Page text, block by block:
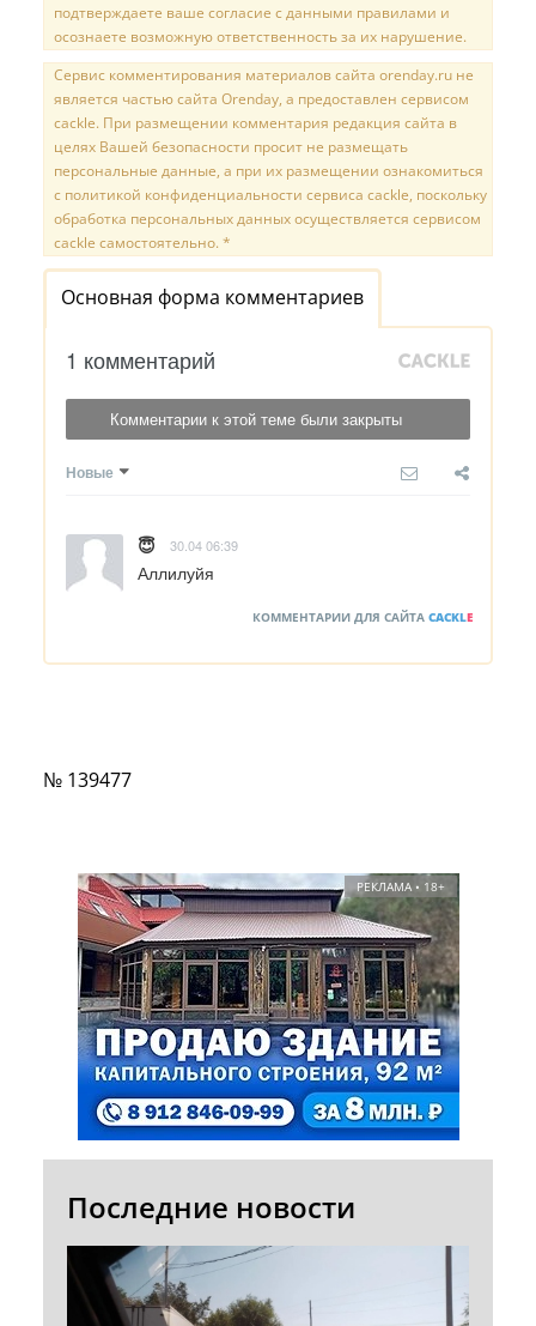
подтверждаете ваше согласие с данными правилами и
осознаете возможную ответственность за их нарушение.
Сервис комментирования материалов сайта orenday.ru не
является частью сайта Orenday, а предоставлен сервисом
cackle. При размещении комментария редакция сайта в
целях Вашей безопасности просит не размещать
персональные данные, а при их размещении ознакомиться
с политикой конфиденциальности сервиса cackle, поскольку
обработка персональных данных осуществляется сервисом
cackle самостоятельно. *
Основная форма комментариев
1 комментарий
Комментарии к этой теме были закрыты
Новые
😇 30.04 06:39
Аллилуйя
КОММЕНТАРИИ ДЛЯ САЙТА CACKLE
№ 139477
РЕКЛАМА • 18+
Последние новости